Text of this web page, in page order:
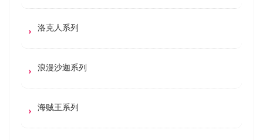
洛克人系列
浪漫沙迦系列
海贼王系列